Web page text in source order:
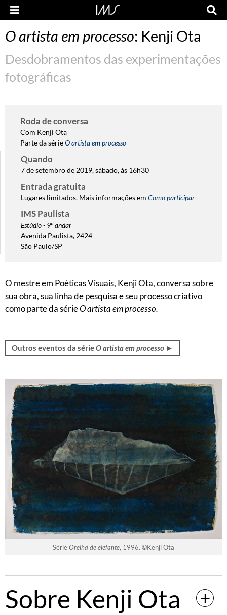
O artista em processo: Kenji Ota
Desdobramentos das experimentações
fotográficas
Roda de conversa
Com Kenji Ota
Parte da sérieO artista em processo
Quando
7 de setembro de 2019, sábado, às 16h30
Entrada gratuita
Lugares limitados. Mais informações em Como participar
IMS Paulista
Estúdio - 9º andar
Avenida Paulista, 2424
São Paulo/SP
O mestre em Poéticas Visuais, Kenji Ota, conversa sobre
sua obra, sua linha de pesquisa e seu processo criativo
como parte da sérieO artista em processo.
Outros eventos da sérieO artista em processo ►
SérieOrelha de elefante, 1996. ©️Kenji Ota
Sobre Kenji Ota